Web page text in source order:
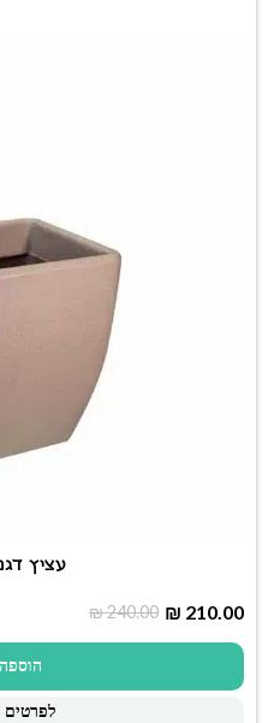
עציץ
₪240.00 ₪ 210.00
לפרטים